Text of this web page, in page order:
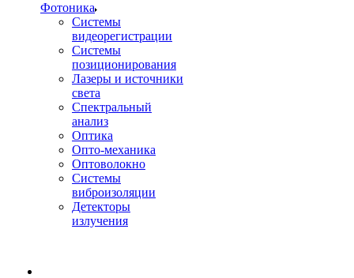
Фотоника
Cистемы
видеорегистрации
Системы
позиционирования
Лазеры и источники
света
Спектральный
анализ
Оптика
Опто-механика
Оптоволокно
Системы
виброизоляции
Детекторы
излучения